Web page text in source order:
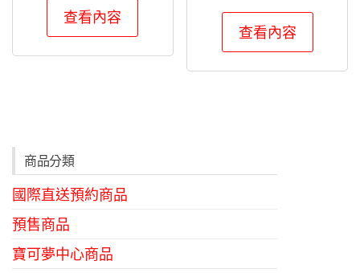
查看內容
查看內容
商品分類
國際直送預約商品
預售商品
寶可夢中心商品